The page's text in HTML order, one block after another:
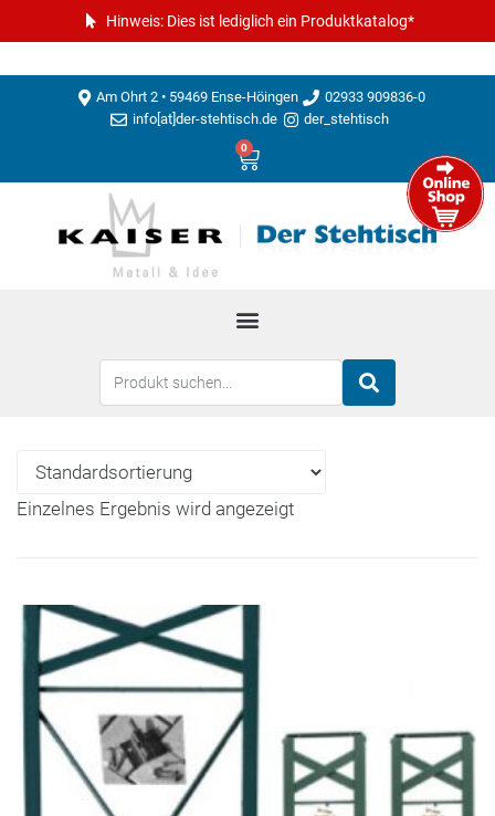
Hinweis: Dies ist lediglich ein Produktkatalog*
Am Ohrt 2 • 59469 Ense-Höingen
02933 909836-0
info[at]der-stehtisch.de
der_stehtisch
0
Einzelnes Ergebnis wird angezeigt